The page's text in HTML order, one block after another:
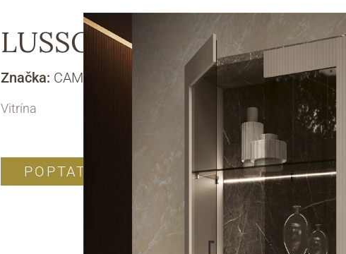
LUSSO
Značka: CAMELGROUP
Vitrína
POPTAT PRODUKT